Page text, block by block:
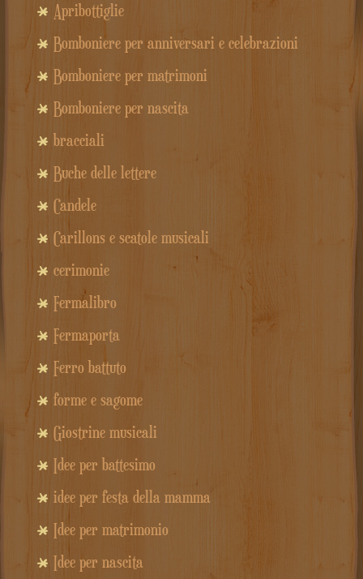
Apribottiglie
Bomboniere per anniversari e celebrazioni
Bomboniere per matrimoni
Bomboniere per nascita
bracciali
Buche delle lettere
Candele
Carillons e scatole musicali
cerimonie
Fermalibro
Fermaporta
Ferro battuto
forme e sagome
Giostrine musicali
Idee per battesimo
idee per festa della mamma
Idee per matrimonio
Idee per nascita